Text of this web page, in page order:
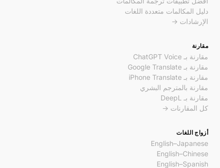
دليل المكالمات متعددة اللغات
الإرشادات →
مقارنة
مقارنة بـ ChatGPT Voice
مقارنة بـ Google Translate
مقارنة بـ iPhone Translate
مقارنة بالمترجم البشري
مقارنة بـ DeepL
كل المقارنات →
أزواج اللغات
English–Japanese
English–Chinese
English–Spanish